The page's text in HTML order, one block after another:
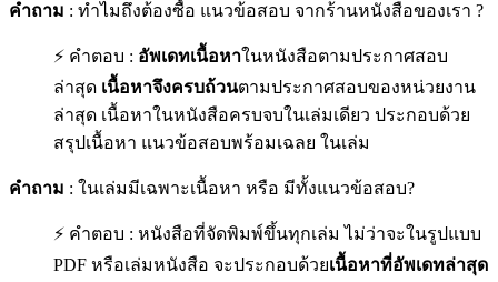
คำถาม : ทำไมถึงต้องซื้อ แนวข้อสอบ จากร้านหนังสือของเรา ?
⚡ คำตอบ : อัพเดทเนื้อหาในหนังสือตามประกาศสอบ
ล่าสุด เนื้อหาจึงครบถ้วนตามประกาศสอบของหน่วยงาน
ล่าสุด เนื้อหาในหนังสือครบจบในเล่มเดียว ประกอบด้วย
สรุปเนื้อหา แนวข้อสอบพร้อมเฉลย ในเล่ม
คำถาม : ในเล่มมีเฉพาะเนื้อหา หรือ มีทั้งแนวข้อสอบ?
⚡ คำตอบ : หนังสือที่จัดพิมพ์ขึ้นทุกเล่ม ไม่ว่าจะในรูปแบบ
PDF หรือเล่มหนังสือ จะประกอบด้วยเนื้อหาที่อัพเดทล่าสุด